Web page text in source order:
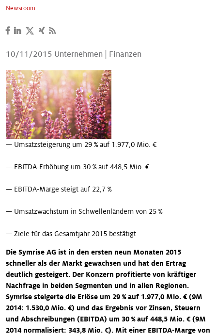
Taste, Nutrition & Health
Scent & Care
Newsroom
10/11/2015 Unternehmen Finanzen
— Umsatzsteigerung um 29 % auf 1.977,0 Mio. €
— EBITDA-Erhöhung um 30 % auf 448,5 Mio. €
— EBITDA-Marge steigt auf 22,7 %
— Umsatzwachstum in Schwellenländern von 25 %
— Ziele für das Gesamtjahr 2015 bestätigt
Die Symrise AG ist in den ersten neun Monaten 2015
schneller als der Markt gewachsen und hat den Ertrag
deutlich gesteigert. Der Konzern profitierte von kräftiger
Nachfrage in beiden Segmenten und in allen Regionen.
Symrise steigerte die Erlöse um 29 % auf 1.977,0 Mio. € (9M
2014: 1.530,0 Mio. €) und das Ergebnis vor Zinsen, Steuern
und Abschreibungen (EBITDA) um 30 % auf 448,5 Mio. € (9M
2014 normalisiert: 343,8 Mio. €). Mit einer EBITDA-Marge von